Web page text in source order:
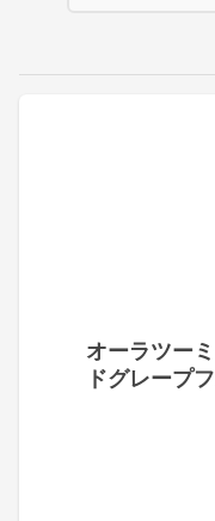
オーラツー
ドグレープ